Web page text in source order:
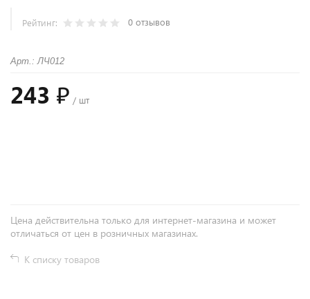
Рейтинг: 0 отзывов
Арт.: ЛЧ012
243 ₽ / шт
Цена действительна только для интернет-магазина и может
отличаться от цен в розничных магазинах.
К списку товаров